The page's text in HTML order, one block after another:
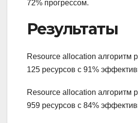
72% прогрессом.
Результаты
Resource allocation алгоритм
125 ресурсов с 91%
Resource allocation алгоритм
959 ресурсов с 84%